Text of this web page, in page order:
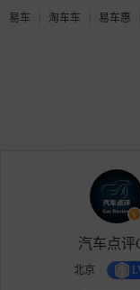
易车 淘车车 易车惠
汽车点评
北京